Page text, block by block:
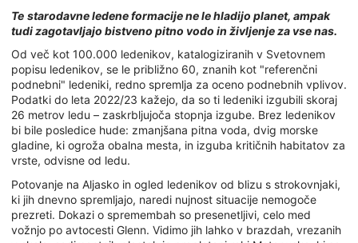
Te starodavne ledene formacije ne le hladijo planet, ampak
tudi zagotavljajo bistveno pitno vodo in življenje za vse nas.
Od več kot 100.000 ledenikov, katalogiziranih v Svetovnem
popisu ledenikov, se le približno 60, znanih kot "referenčni
podnebni" ledeniki, redno spremlja za oceno podnebnih vplivov.
Podatki do leta 2022/23 kažejo, da so ti ledeniki izgubili skoraj
26 metrov ledu – zaskrbljujoča stopnja izgube. Brez ledenikov
bi bile posledice hude: zmanjšana pitna voda, dvig morske
gladine, ki ogroža obalna mesta, in izguba kritičnih habitatov za
vrste, odvisne od ledu.
Potovanje na Aljasko in ogled ledenikov od blizu s strokovnjaki,
ki jih dnevno spremljajo, naredi nujnost situacije nemogoče
prezreti. Dokazi o spremembah so presenetljivi, celo med
vožnjo po avtocesti Glenn. Vidimo jih lahko v brazdah, vrezanih